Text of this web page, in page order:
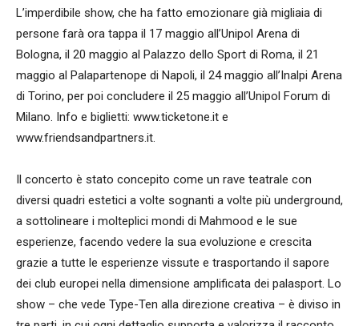
L’imperdibile show, che ha fatto emozionare già migliaia di
persone farà ora tappa il 17 maggio all’Unipol Arena di
Bologna, il 20 maggio al Palazzo dello Sport di Roma, il 21
maggio al Palapartenope di Napoli, il 24 maggio all’Inalpi Arena
di Torino, per poi concludere il 25 maggio all’Unipol Forum di
Milano. Info e biglietti: www.ticketone.it e
www.friendsandpartners.it.
Il concerto è stato concepito come un rave teatrale con
diversi quadri estetici a volte sognanti a volte più underground,
a sottolineare i molteplici mondi di Mahmood e le sue
esperienze, facendo vedere la sua evoluzione e crescita
grazie a tutte le esperienze vissute e trasportando il sapore
dei club europei nella dimensione amplificata dei palasport. Lo
show – che vede Type-Ten alla direzione creativa – è diviso in